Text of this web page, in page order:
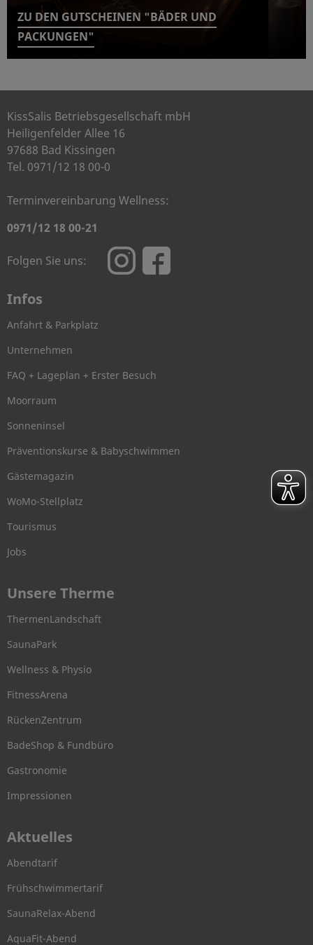
ZU DEN GUTSCHEINEN "BÄDER UND
PACKUNGEN"
KissSalis Betriebsgesellschaft mbH
Heiligenfelder Allee 16
97688 Bad Kissingen
Tel. 0971/12 18 00-0
Terminvereinbarung Wellness:
0971/12 18 00-21
Folgen Sie uns:
Infos
Anfahrt & Parkplatz
Unternehmen
FAQ + Lageplan + Erster Besuch
Moorraum
Sonneninsel
Präventionskurse & Babyschwimmen
Gästemagazin
WoMo-Stellplatz
Tourismus
Jobs
Unsere Therme
ThermenLandschaft
SaunaPark
Wellness & Physio
FitnessArena
RückenZentrum
BadeShop & Fundbüro
Gastronomie
Impressionen
Aktuelles
Abendtarif
Frühschwimmertarif
SaunaRelax-Abend
AquaFit-Abend